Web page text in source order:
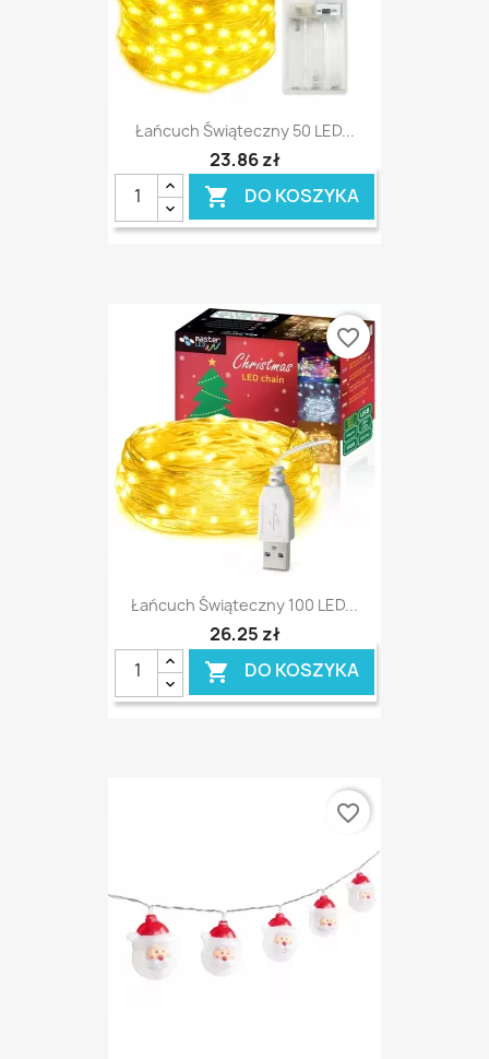
Łańcuch Świąteczny 50 LED...
23,86 zł
 DO KOSZYKA
Łańcuch Świąteczny 100 LED...
26,25 zł
 DO KOSZYKA
favorite_border
favorite_border